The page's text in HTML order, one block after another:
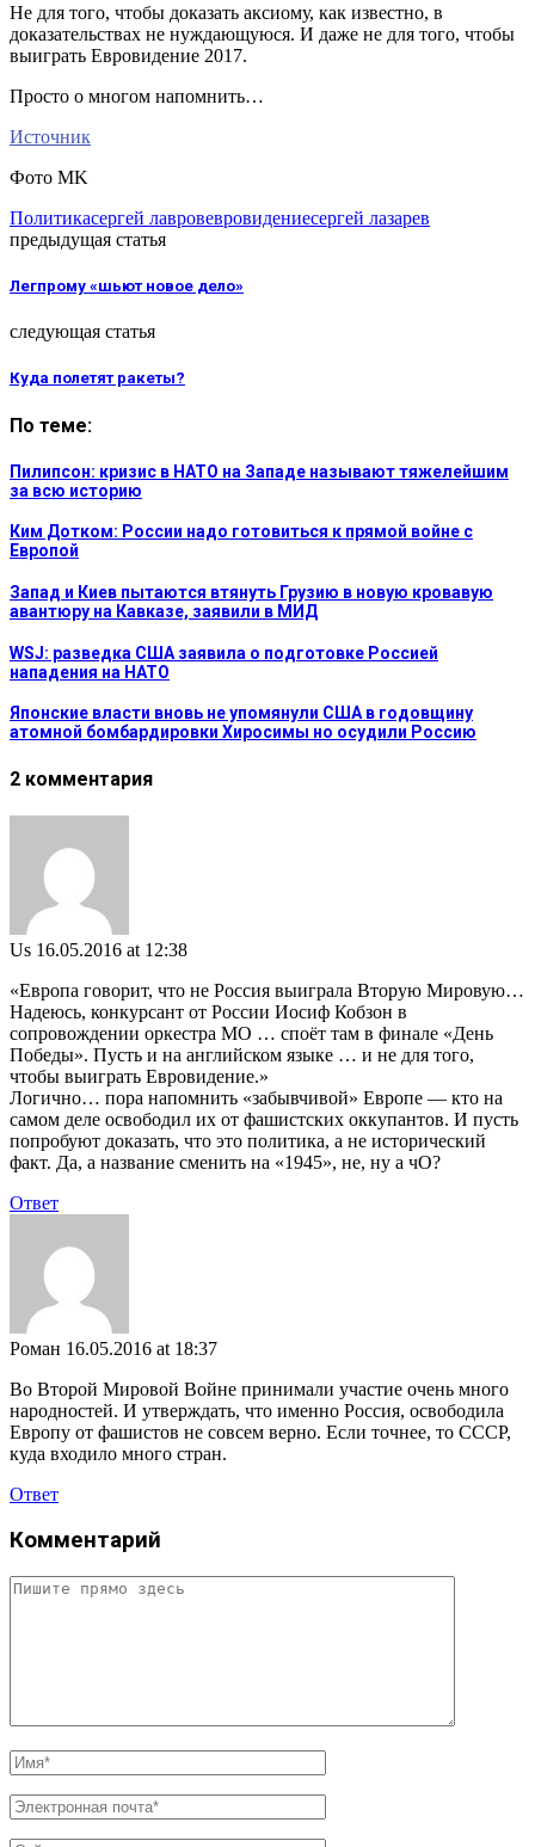
Не для того, чтобы доказать аксиому, как известно, в
доказательствах не нуждающуюся. И даже не для того, чтобы
выиграть Евровидение 2017.
Просто о многом напомнить…
Источник
Фото MK
Политикасергей лавровевровидениесергей лазарев
предыдущая статья
Легпрому «шьют новое дело»
следующая статья
Куда полетят ракеты?
По теме:
Пилипсон: кризис в НАТО на Западе называют тяжелейшим
за всю историю
Ким Дотком: России надо готовиться к прямой войне с
Европой
Запад и Киев пытаются втянуть Грузию в новую кровавую
авантюру на Кавказе, заявили в МИД
WSJ: разведка США заявила о подготовке Россией
нападения на НАТО
Японские власти вновь не упомянули США в годовщину
атомной бомбардировки Хиросимы но осудили Россию
2 комментария
Us 16.05.2016 at 12:38
«Европа говорит, что не Россия выиграла Вторую Мировую…
Надеюсь, конкурсант от России Иосиф Кобзон в
сопровождении оркестра МО … споёт там в финале «День
Победы». Пусть и на английском языке … и не для того,
чтобы выиграть Евровидение.»
Логично… пора напомнить «забывчивой» Европе — кто на
самом деле освободил их от фашистских оккупантов. И пусть
попробуют доказать, что это политика, а не исторический
факт. Да, а название сменить на «1945», не, ну а чО?
Ответ
Роман 16.05.2016 at 18:37
Во Второй Мировой Войне принимали участие очень много
народностей. И утверждать, что именно Россия, освободила
Европу от фашистов не совсем верно. Если точнее, то СССР,
куда входило много стран.
Ответ
Комментарий